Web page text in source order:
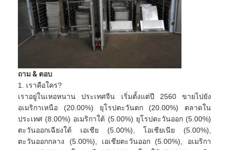
เครื่องเป่าพาย
เครื่องอบแห้งระบบสุญญากาศ
ถาม & ตอบ
1. เราคือใคร?
เราอยู่ในเหอหนาน ประเทศจีน เริ่มตั้งแต่ปี 2560 ขายไปยัง
อเมริกาเหนือ (20.00%) ยุโรปตะวันตก (20.00%) ตลาดใน
ประเทศ (8.00%) อเมริกาใต้ (5.00%) ยุโรปตะวันออก (5.00%)
ตะวันออกเฉียงใต้ เอเชีย (5.00%), โอเชียเนีย (5.00%),
ตะวันออกกลาง (5.00%), เอเชียตะวันออก (5.00%), อเมริกา